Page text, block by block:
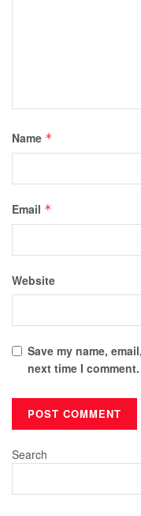
Name *
Email *
Website
Save my name,
next time I comment.
Search